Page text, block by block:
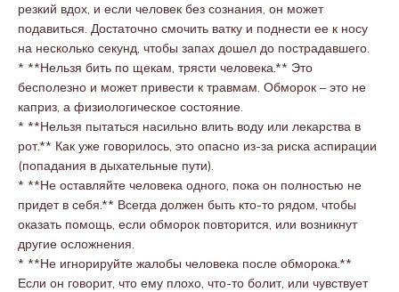
резкий вдох, и если человек без сознания, он может
подавиться. Достаточно смочить ватку и поднести ее к носу
на несколько секунд, чтобы запах дошел до пострадавшего.
* **Нельзя бить по щекам, трясти человека.** Это
бесполезно и может привести к травмам. Обморок – это не
каприз, а физиологическое состояние.
* **Нельзя пытаться насильно влить воду или лекарства в
рот.** Как уже говорилось, это опасно из-за риска аспирации
(попадания в дыхательные пути).
* **Не оставляйте человека одного, пока он полностью не
придет в себя.** Всегда должен быть кто-то рядом, чтобы
оказать помощь, если обморок повторится, или возникнут
другие осложнения.
* **Не игнорируйте жалобы человека после обморока.**
Если он говорит, что ему плохо, что-то болит, или чувствует